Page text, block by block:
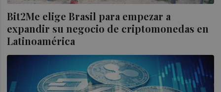
Bit2Me elige Brasil para empezar a
expandir su negocio de criptomonedas en
Latinoamérica